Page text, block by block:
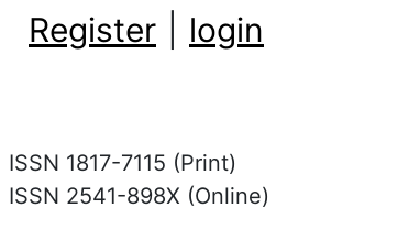
Register login
ISSN 1817-7115 (Print)
ISSN 2541-898X (Online)